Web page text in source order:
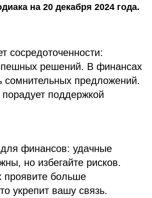
на 20 декабря 2024 года.
сосредоточенности:
решений. В финансах
сомнительных предложений.
поддержкой
финансов: удачные
но избегайте рисков.
проявите больше
укрепит вашу связь.